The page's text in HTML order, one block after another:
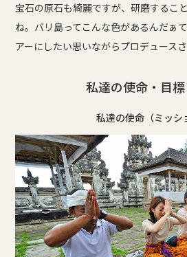
宝石の原石も綺麗ですが、研磨するこ
ね。バリ島ってこんな色があるんだぁ
アーにしたい思いながらプロデュースさ
私達の使命・目
私達の使命（ミッシ